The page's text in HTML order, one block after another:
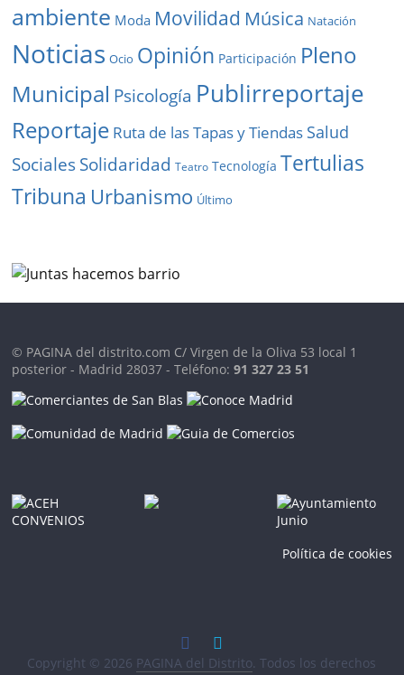
ambiente Moda Movilidad Música Natación
Noticias Ocio Opinión Participación Pleno
Municipal Psicología Publirreportaje
Reportaje Ruta de las Tapas y Tiendas Salud
SocialesSolidaridad Teatro Tecnología Tertulias
Tribuna Urbanismo Último
© PAGINA del distrito.com C/ Virgen de la Oliva 53 local 1
posterior - Madrid 28037 - Teléfono:91 327 23 51
Política de cookies
Copyright © 2026 PAGINA del Distrito . Todos los derechos